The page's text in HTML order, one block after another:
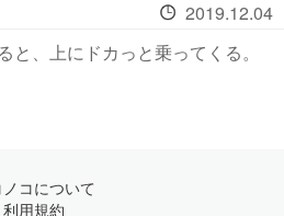
2019.12.04
、上にドカっと乗ってくる。
ノコについて
利用規約